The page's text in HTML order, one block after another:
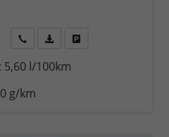
Rückruf PDF-Datei, Fahrzeugexposé
5,60 l/100km
g/km